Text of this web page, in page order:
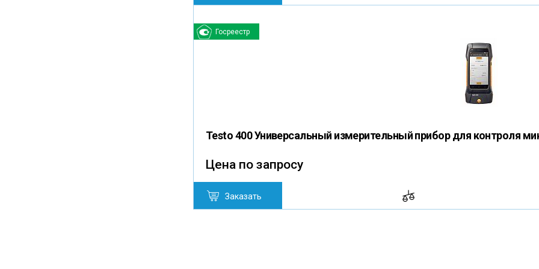
Госреестр
Testo 400 Универсальный измерительный прибор для контроля
Цена по запросу
Заказать